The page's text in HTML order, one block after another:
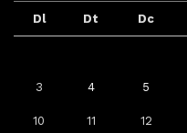
Dl Dt Dc
3 4 5
10 11 12